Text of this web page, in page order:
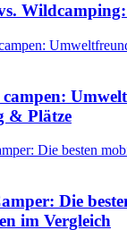
& Plätze
Die
im Vergleich